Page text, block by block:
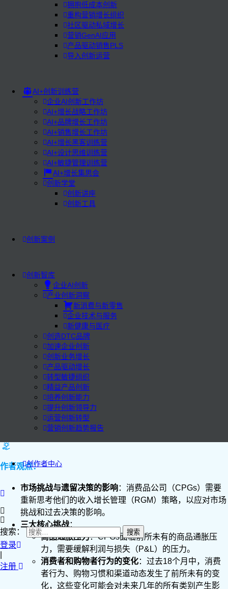
拥抱低成本创新
重构营销增长组织
社区驱动私域增长
营销GenAI应用
产品驱动销售PLS
导入创新运营
AI+创新训练营
企业AI创新工作坊
AI+增长战略工作坊
AI+品牌增长工作坊
AI+销售增长工作坊
AI+增长黑客训练营
AI+设计思维训练营
AI+敏捷管理训练营
AI+增长集思会
创新学堂
创新讲座
创新工具
创新案例
创新智库
企业AI创新
产业创新洞察
新消费与新零售
企业技术与服务
新健康与医疗
创造DTC品牌
加速企业创新
创新业务增长
产品驱动增长
转型敏捷组织
精益产品创新
培养创新能力
提升创新领导力
运营创新转型
营销创新趋势报告
创作者中心
搜索：
登录
注册
作者观点：
市场挑战与遗留决策的影响：消费品公司（CPGs）需要
重新思考他们的收入增长管理（RGM）策略，以应对市场
挑战和过去决策的影响。
三大核心挑战：
商品通胀压力：CPGs面临前所未有的商品通胀压
力，需要缓解利润与损失（P&L）的压力。
消费者和购物者行为的变化：过去18个月中，消费
者行为、购物习惯和渠道动态发生了前所未有的变
化，这些变化可能会对未来几年的所有类别产生影